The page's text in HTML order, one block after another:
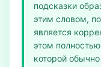
подсказки
этим словом,
является
этом полностью
которой